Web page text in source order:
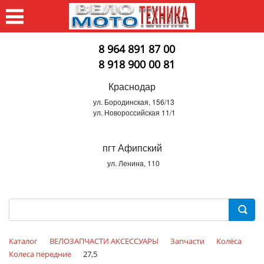
8 964 891 87 00
8 918 900 00 81
Краснодар
ул. Бородинская, 156/13
ул. Новороссийская 11/1
пгт Афипский
ул. Ленина, 110
Каталог ВЕЛОЗАПЧАСТИ АКСЕССУАРЫ Запчасти
Колёса
Колеса передние
27,5